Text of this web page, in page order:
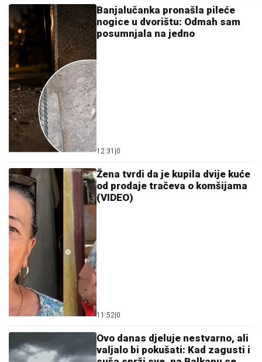
Banjalučanka pronašla pileće
nogice u dvorištu: Odmah sam
posumnjala na jedno
12:31 0
Žena tvrdi da je kupila dvije kuće
od prodaje tračeva o komšijama
(VIDEO)
11:52 0
Ovo danas djeluje nestvarno, ali
valjalo bi pokušati: Kad zagusti i